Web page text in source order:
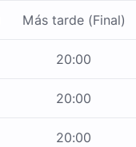
Más tarde (Final)
20:00
20:00
20:00